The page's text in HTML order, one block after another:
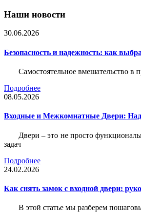
Наши новости
30.06.2026
Безопасность и надежность: как
Самостоятельное вмешательство в
Подробнее
08.05.2026
Входные и Межкомнатные Двери:
Двери – это не просто
задач
Подробнее
24.02.2026
Как снять замок с входной двери:
В этой статье мы разберем